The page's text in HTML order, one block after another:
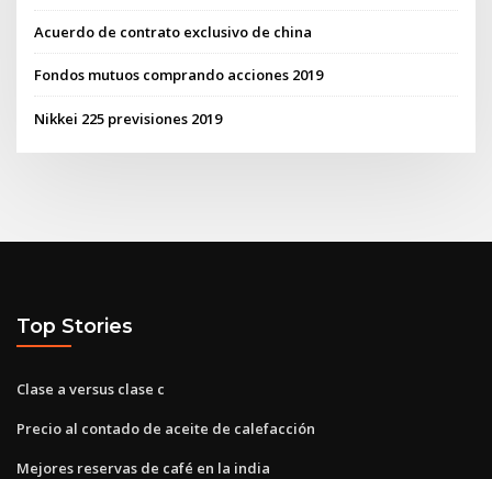
Acuerdo de contrato exclusivo de china
Fondos mutuos comprando acciones 2019
Nikkei 225 previsiones 2019
Top Stories
Clase a versus clase c
Precio al contado de aceite de calefacción
Mejores reservas de café en la india